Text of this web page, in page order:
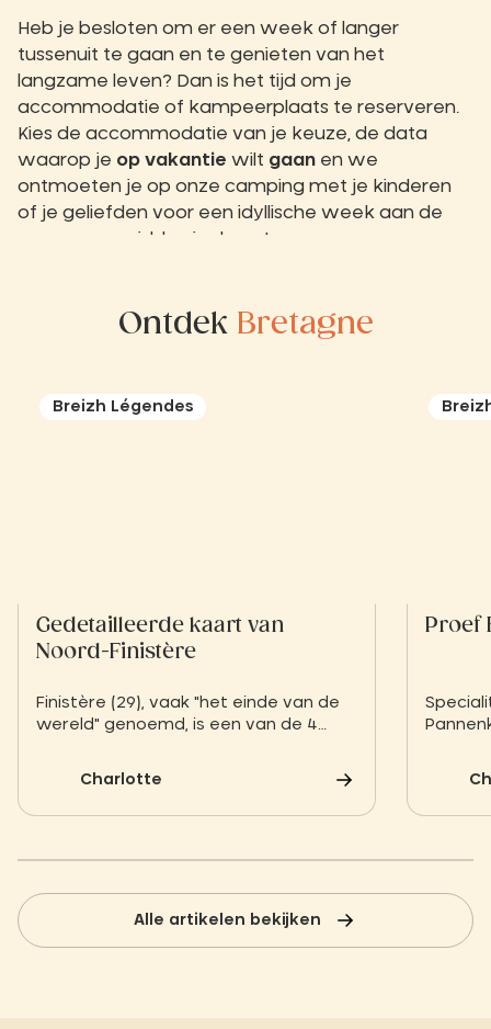
Heb je besloten om er een week of langer
tussenuit te gaan en te genieten van het
langzame leven? Dan is het tijd om je
accommodatie of kampeerplaats te reserveren.
Kies de accommodatie van je keuze, de data
waarop je op vakantie wilt gaan en we
ontmoeten je op onze camping met je kinderen
of je geliefden voor een idyllische week aan de
oceaan en midden in de natuur.
Ontdek Bretagne
Breizh Légendes
Gedetailleerde kaart van
Noord-Finistère
Finistère (29), vaak "het einde van de
wereld" genoemd, is een van de 4
het meest westelijke departement
begrensd door het Kanaal en bevat
regio's, Léon in het noordwesten
Charlotte
Proef
grote
Alle artikelen bekijken